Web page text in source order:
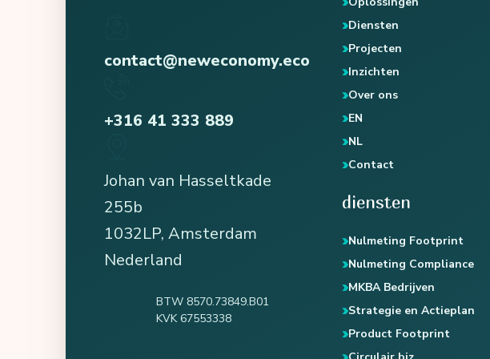
contact@neweconomy.eco
+316 41 333 889
Johan van Hasseltkade
255b
1032LP, Amsterdam
Nederland
BTW 8570.73849.B01
KVK 67553338
Diensten
Projecten
Inzichten
Over ons
EN
NL
Contact
diensten
Nulmeting Footprint
Nulmeting Compliance
MKBA Bedrijven
Strategie en Actieplan
Product Footprint